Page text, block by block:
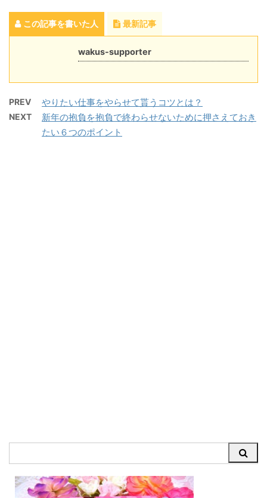
この記事を書いた人 最新記事
wakus-supporter
PREV やりたい仕事をやらせて貰うコツとは？
NEXT
新年の抱負を抱負で終わらせないために押さえておき
たい６つのポイント